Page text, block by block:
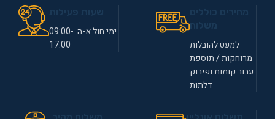
למעט להובלות
מרוחקות / תוספת
עבור קומות ופירוק
דלתות
ימי חול א-ה 09:00-
17:00